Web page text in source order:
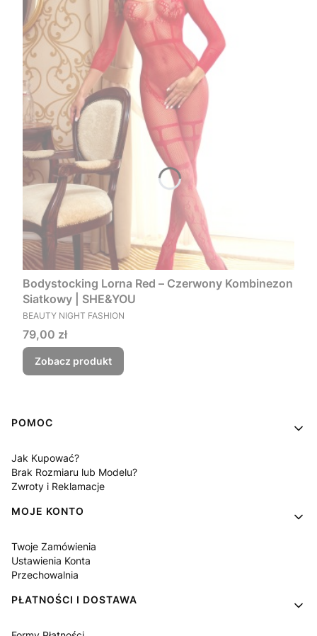
Bodystocking Lorna Red – Czerwony Kombinezon
Siatkowy | SHE&YOU
PRODUCENT
BEAUTY NIGHT FASHION
Cena
79,00 zł
Zobacz produkt
Linki w stopce
POMOC
Jak Kupować?
Brak Rozmiaru lub Modelu?
Zwroty i Reklamacje
MOJE KONTO
Twoje Zamówienia
Ustawienia Konta
Przechowalnia
PŁATNOŚCI I DOSTAWA